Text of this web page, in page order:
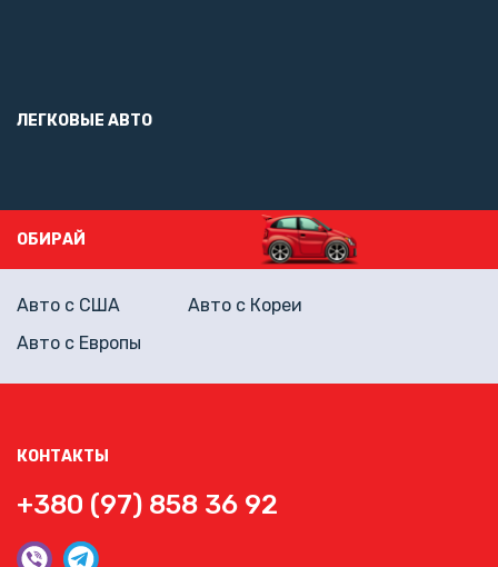
ЛЕГКОВЫЕ АВТО
КОНТАКТЫ
+380 (97) 858 36 92
ОБИРАЙ
Авто с США
Авто с Кореи
Авто с Европы